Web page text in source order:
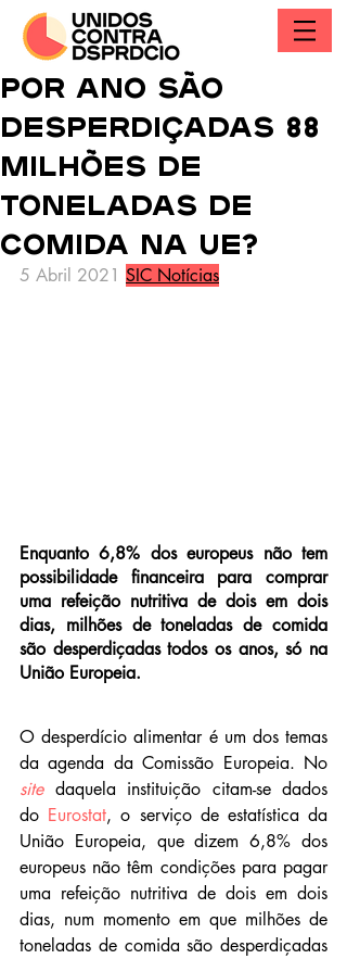
Por ano são
desperdiçadas 88
milhões de
toneladas de
comida na UE?
5 Abril 2021 SIC Notícias
Enquanto 6,8% dos europeus não tem
possibilidade financeira para comprar
uma refeição nutritiva de dois em dois
dias, milhões de toneladas de comida
são desperdiçadas todos os anos, só na
União Europeia.
O desperdício alimentar é um dos temas
site daquela instituição citam-se dados
do Eurostat, o serviço de estatística da
União Europeia, que dizem 6,8% dos
europeus não têm condições para pagar
uma refeição nutritiva de dois em dois
dias, num momento em que milhões de
toneladas de comida são desperdiçadas